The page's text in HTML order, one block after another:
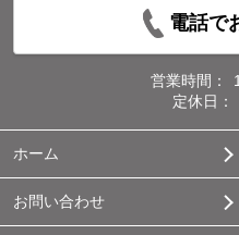
電話で
営業時間：
定休日：
ホーム
お問い合わせ